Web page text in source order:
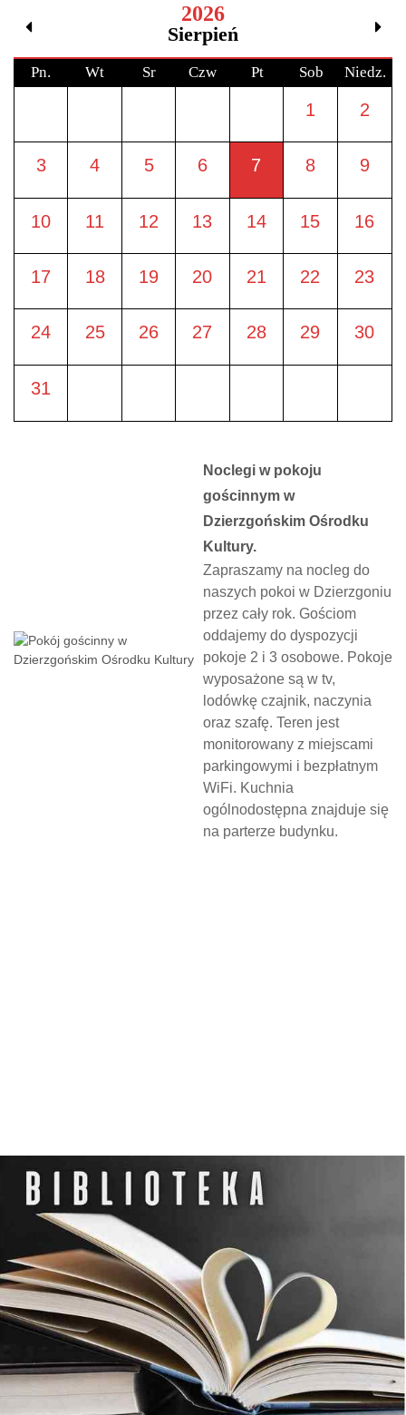
2026
Sierpień
Pn. Wt Sr Czw Pt Sob Niedz.
1 2
3 4 5 6 7 8 9
10 11 12 13 14 15 16
17 18 19 20 21 22 23
24 25 26 27 28 29 30
31
Noclegi w pokoju
gościnnym w
Dzierzgońskim Ośrodku
Kultury.
Zapraszamy na nocleg do
naszych pokoi w Dzierzgoniu
przez cały rok. Gościom
oddajemy do dyspozycji
pokoje 2 i 3 osobowe. Pokoje
wyposażone są w tv,
lodówkę czajnik, naczynia
oraz szafę. Teren jest
monitorowany z miejscami
parkingowymi i bezpłatnym
WiFi. Kuchnia
ogólnodostępna znajduje się
na parterze budynku.